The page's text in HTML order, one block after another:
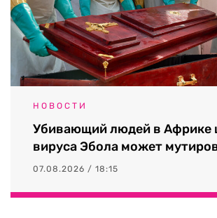
НОВОСТИ
Убивающий людей в Африке
вируса Эбола может
07.08.2026 / 18:15